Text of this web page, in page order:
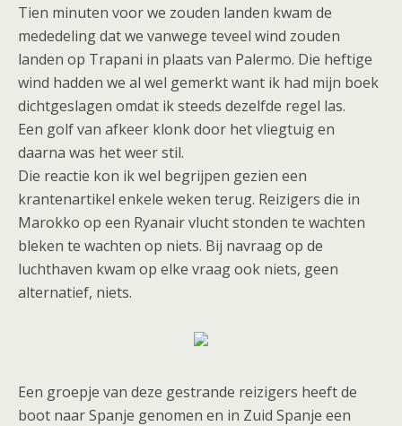
Tien minuten voor we zouden landen kwam de
mededeling dat we vanwege teveel wind zouden
landen op Trapani in plaats van Palermo. Die heftige
wind hadden we al wel gemerkt want ik had mijn boek
dichtgeslagen omdat ik steeds dezelfde regel las.
Een golf van afkeer klonk door het vliegtuig en
daarna was het weer stil.
Die reactie kon ik wel begrijpen gezien een
krantenartikel enkele weken terug. Reizigers die in
Marokko op een Ryanair vlucht stonden te wachten
bleken te wachten op niets. Bij navraag op de
luchthaven kwam op elke vraag ook niets, geen
alternatief, niets.
Een groepje van deze gestrande reizigers heeft de
boot naar Spanje genomen en in Zuid Spanje een